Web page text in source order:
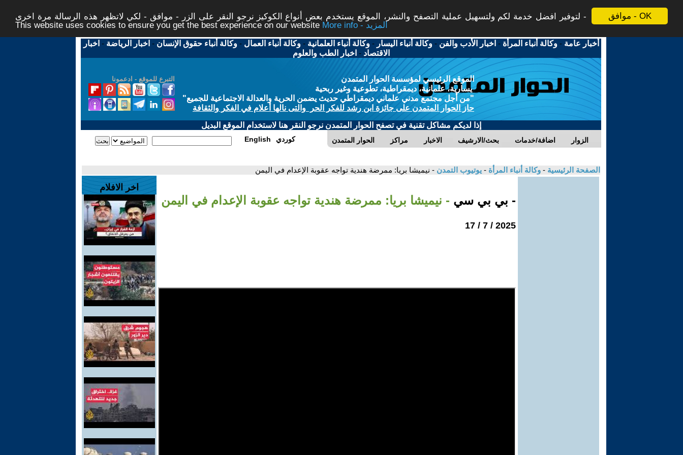
موافق - OK
لتوفير افضل خدمة لكم ولتسهيل عملية التصفح والنشر، الموقع يستخدم بعض أنواع الكوكيز نرجو النقر على الزر - موافق - لكي لاتظهر هذه الرسالة مرة اخرى -
This website uses cookies to ensure you get the best experience on our website
More info - المزيد
أخبار عامة -وكالة أنباء المرأة - اخبار الأدب والفن -وكالة أنباء اليسار -وكالة أنباء العلمانية -وكالة أنباء العمال -وكالة أنباء حقوق الإنسان - اخبار الرياضة - اخبار
الاقتصاد - اخبار الطب والعلوم
التبرع للموقع - ادعمونا
الموقع الرئيسي لمؤسسة الحوار المتمدن
يسارية، علمانية، ديمقراطية، تطوعية وغير ربحية
"من أجل مجتمع مدني علماني ديمقراطي حديث يضمن الحرية والعدالة الاجتماعية للجميع"
حاز الحوار المتمدن على جائزة ابن رشد للفكر الحر والتى نالها أعلام في الفكر والثقافة
إذا لديكم مشاكل تقنية في تصفح الحوار المتمدن نرجو النقر هنا لاستخدام الموقع البديل
الحوار المتمدن مراكز الاخبار بحث/الارشيف اضافة/خدمات الزوار English كوردي
الصفحة الرئيسية - وكالة أنباء المرأة - يوتيوب التمدن - نيميشا بريا: ممرضة هندية تواجه عقوبة الإعدام في اليمن
- بي بي سي - نيميشا بريا: ممرضة هندية تواجه عقوبة الإعدام في اليمن
2025 / 7 / 17
اخر الافلام